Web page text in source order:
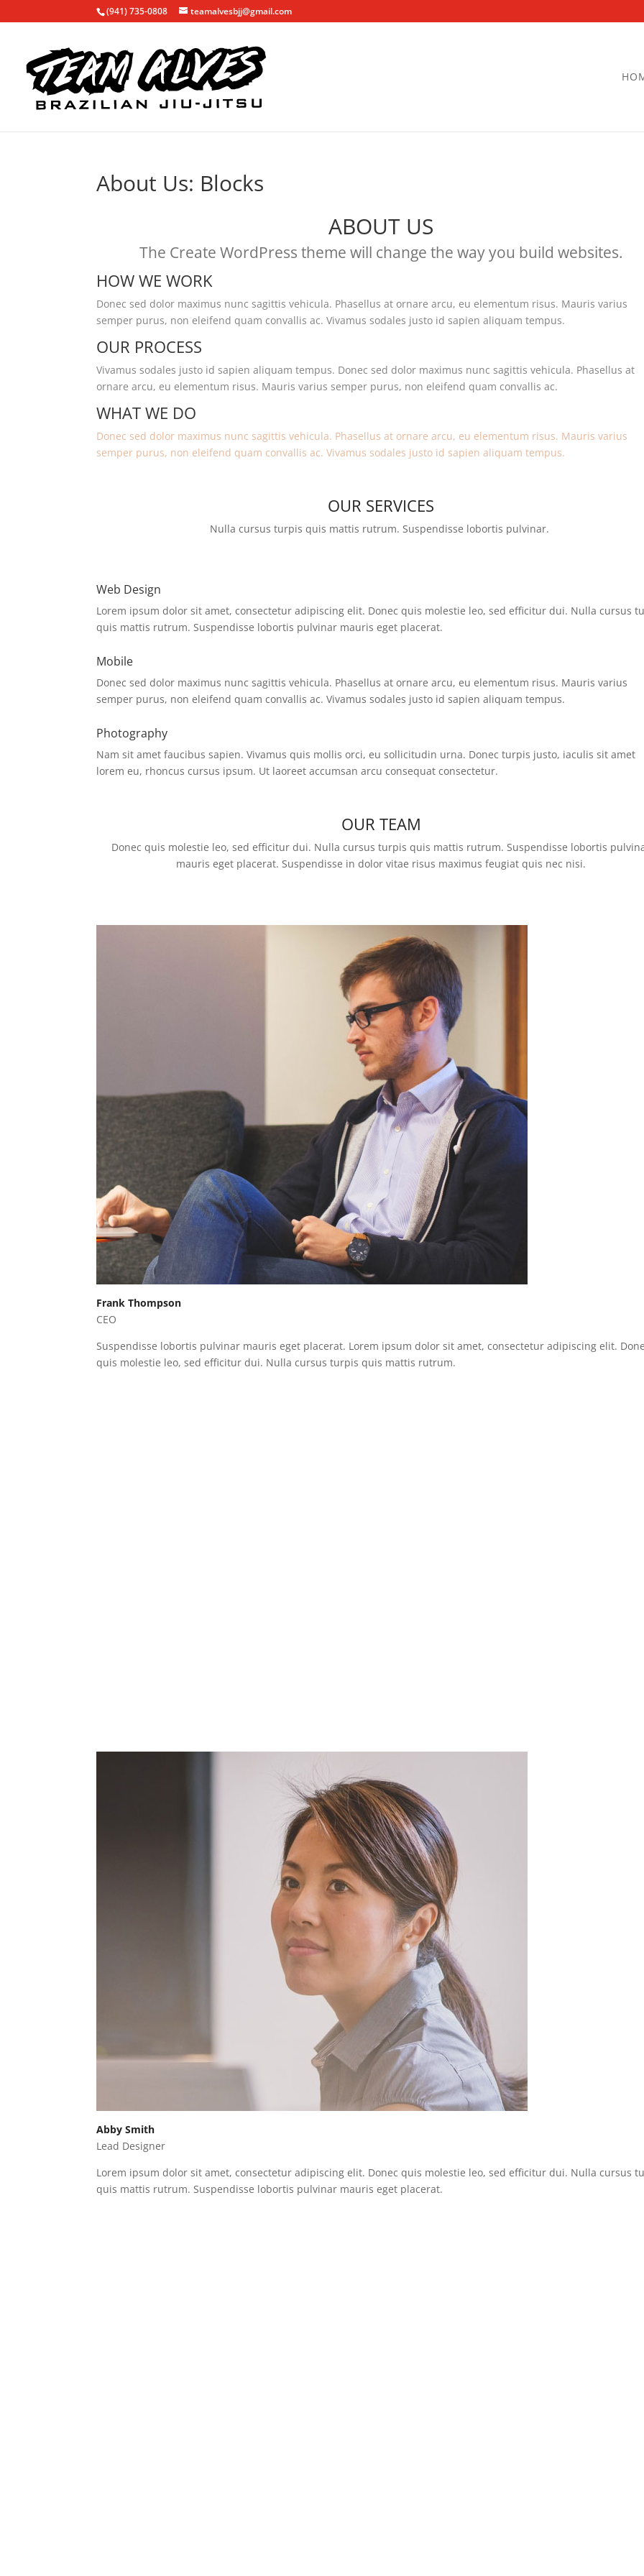
(941) 735-0808 teamalvesbjj@gmail.com
About Us: Blocks
ABOUT US
The Create WordPress theme will change the way you build websites.
HOW WE WORK
Donec sed dolor maximus nunc sagittis vehicula. Phasellus at ornare arcu, eu elementum risus. Mauris varius
semper purus, non eleifend quam convallis ac. Vivamus sodales justo id sapien aliquam tempus.
OUR PROCESS
Vivamus sodales justo id sapien aliquam tempus. Donec sed dolor maximus nunc sagittis vehicula. Phasellus at
ornare arcu, eu elementum risus. Mauris varius semper purus, non eleifend quam convallis ac.
WHAT WE DO
Donec sed dolor maximus nunc sagittis vehicula. Phasellus at ornare arcu, eu elementum risus. Mauris varius
semper purus, non eleifend quam convallis ac. Vivamus sodales justo id sapien aliquam tempus.
OUR SERVICES
Nulla cursus turpis quis mattis rutrum. Suspendisse lobortis pulvinar.
Web Design
Lorem ipsum dolor sit amet, consectetur adipiscing elit. Donec quis molestie leo, sed efficitur dui. Nulla cursus
quis mattis rutrum. Suspendisse lobortis pulvinar mauris eget placerat.
Mobile
Donec sed dolor maximus nunc sagittis vehicula. Phasellus at ornare arcu, eu elementum risus. Mauris varius
semper purus, non eleifend quam convallis ac. Vivamus sodales justo id sapien aliquam tempus.
Photography
Nam sit amet faucibus sapien. Vivamus quis mollis orci, eu sollicitudin urna. Donec turpis justo, iaculis sit amet
lorem eu, rhoncus cursus ipsum. Ut laoreet accumsan arcu consequat consectetur.
OUR TEAM
Donec quis molestie leo, sed efficitur dui. Nulla cursus turpis quis mattis rutrum. Suspendisse lobortis
mauris eget placerat. Suspendisse in dolor vitae risus maximus feugiat quis nec nisi.
Frank Thompson
CEO
Suspendisse lobortis pulvinar mauris eget placerat. Lorem ipsum dolor sit amet, consectetur adipiscing elit.
quis molestie leo, sed efficitur dui. Nulla cursus turpis quis mattis rutrum.
Abby Smith
Lead Designer
Lorem ipsum dolor sit amet, consectetur adipiscing elit. Donec quis molestie leo, sed efficitur dui. Nulla cursus
quis mattis rutrum. Suspendisse lobortis pulvinar mauris eget placerat.